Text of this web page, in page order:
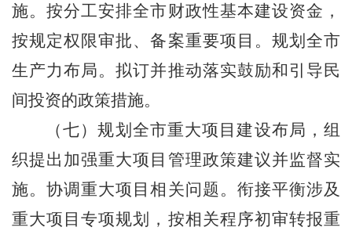
施。按分工安排全市财政性基本建设资金，
按规定权限审批、备案重要项目。规划全市
生产力布局。拟订并推动落实鼓励和引导民
间投资的政策措施。
（七）规划全市重大项目建设布局，组
织提出加强重大项目管理政策建议并监督实
施。协调重大项目相关问题。衔接平衡涉及
重大项目专项规划，按相关程序初审转报重